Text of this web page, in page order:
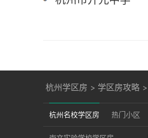
杭州学区房 > 学区房攻略 >
杭州名校学区房 热门小区